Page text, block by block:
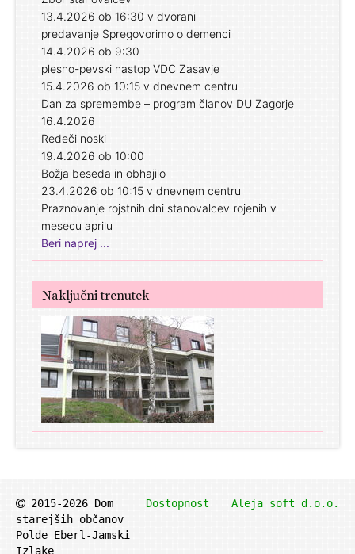
13.4.2026 ob 16:30 v dvorani
predavanje Spregovorimo o demenci
14.4.2026 ob 9:30
plesno-pevski nastop VDC Zasavje
15.4.2026 ob 10:15 v dnevnem centru
Dan za spremembe – program članov DU Zagorje
16.4.2026
Redeči noski
19.4.2026 ob 10:00
Božja beseda in obhajilo
23.4.2026 ob 10:15 v dnevnem centru
Praznovanje rojstnih dni stanovalcev rojenih v
mesecu aprilu
Beri naprej ...
Naključni trenutek
2015-2026 Dom
starejših občanov
Polde Eberl-Jamski
Izlake
Dostopnost Aleja soft d.o.o.